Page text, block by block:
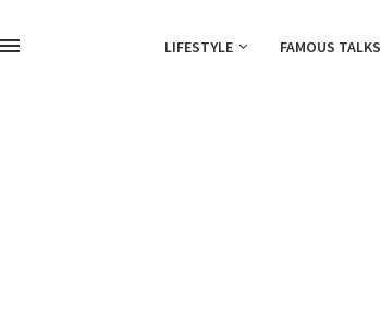
LIFESTYLE FAMOUS TALKS